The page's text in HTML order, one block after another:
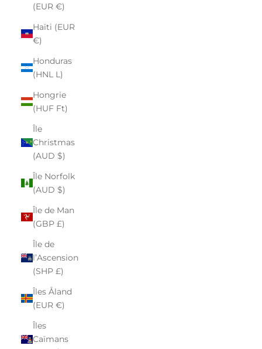
(EUR €)
Haïti (EUR
€)
Honduras
(HNL L)
Hongrie
(HUF Ft)
Île
Christmas
(AUD $)
Île Norfolk
(AUD $)
Île de Man
(GBP £)
Île de
l’Ascension
(SHP £)
Îles Åland
(EUR €)
Îles
Caïmans